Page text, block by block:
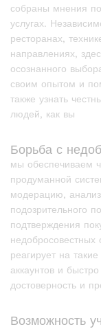
собраны мнения
услугах.
ресторанах,
направлениях,
осознанного
своим опытом и
также узнать
людей, как вы
Борьба с
мы обеспечиваем
продуманной
модерацию,
подозрительного
подтверждения
реагирует на
аккаунтов и
достоверность и
Возможность